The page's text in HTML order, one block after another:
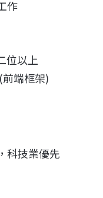
作
位以上
端框架)
科技業優先